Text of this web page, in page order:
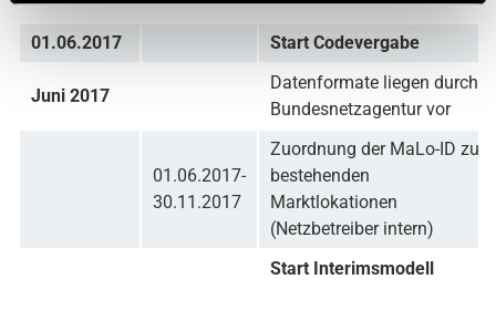
01.06.2017 Start Codevergabe
Juni 2017
Datenformate liegen durch
Bundesnetzagentur vor
01.06.2017-
30.11.2017
Zuordnung der MaLo-ID zu
bestehenden
Marktlokationen
(Netzbetreiber intern)
Start Interimsmodell